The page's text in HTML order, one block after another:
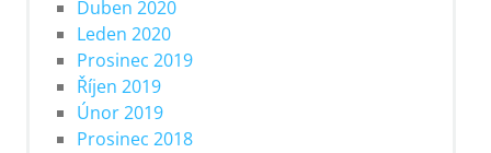
Duben 2020
Leden 2020
Prosinec 2019
Říjen 2019
Únor 2019
Prosinec 2018